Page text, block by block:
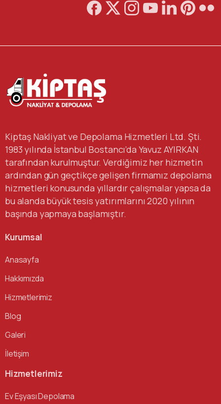
Kiptaş Nakliyat ve Depolama Hizmetleri Ltd. Şti.
1983 yılında İstanbul Bostancı’da Yavuz AYIRKAN
tarafından kurulmuştur. Verdiğimiz her hizmetin
ardından gün geçtikçe gelişen firmamız depolama
hizmetleri konusunda yıllardır çalışmalar yapsa da
bu alanda büyük tesis yatırımlarını 2020 yılının
başında yapmaya başlamıştır.
Kurumsal
Anasayfa
Hakkımızda
Hizmetlerimiz
Blog
Galeri
İletişim
Hizmetlerimiz
Ev Eşyası Depolama